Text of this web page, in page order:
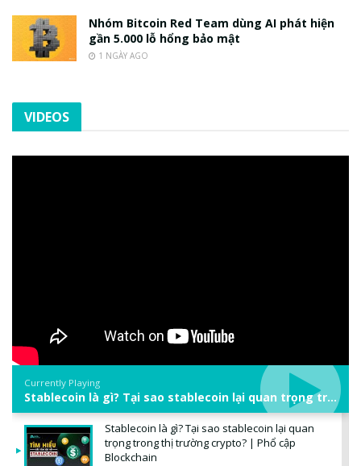
Nhóm Bitcoin Red Team dùng AI phát hiện
gần 5.000 lỗ hổng bảo mật
1 NGÀY AGO
VIDEOS
Currently Playing
Stablecoin là gì? Tại sao stablecoin lại quan trọng trong thị trường crypto? | Phổ cập Blockchain
Stablecoin là gì? Tại sao stablecoin lại quan
trọng trong thị trường crypto? | Phổ cập
Blockchain